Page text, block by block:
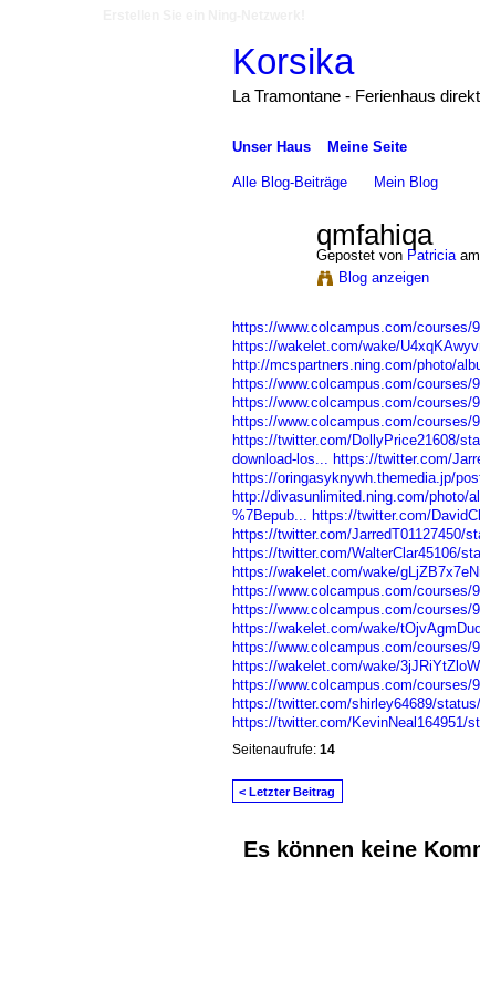
Korsika
La Tramontane - Ferienhaus
Unser Haus Meine Seite
Alle Blog-Beiträge Mein Blog
qmfahiqa
Gepostet von Patriciaam
Blog anzeigen
https://www.colcampus.com/courses/
https://wakelet.com/wake/
http://mcspartners.ning.com/photo/
https://www.colcampus.com/courses/
https://www.colcampus.com/courses/
https://www.colcampus.com/courses/
https://twitter.com/DollyPrice21608/
download-los... https://twitter.com/
https://oringasyknywh.themedia.jp/
http://divasunlimited.ning.com/photo/
%7Bepub... https://twitter.com/
https://twitter.com/JarredT01127450/
https://twitter.com/WalterClar45106/
https://wakelet.com/wake/
https://www.colcampus.com/courses/
https://www.colcampus.com/courses/
https://wakelet.com/wake/
https://www.colcampus.com/courses/
https://wakelet.com/wake/
https://www.colcampus.com/courses/
https://twitter.com/shirley64689/
https://twitter.com/KevinNeal164951/
Seitenaufrufe: 14
< Letzter Beitrag
Es können keine